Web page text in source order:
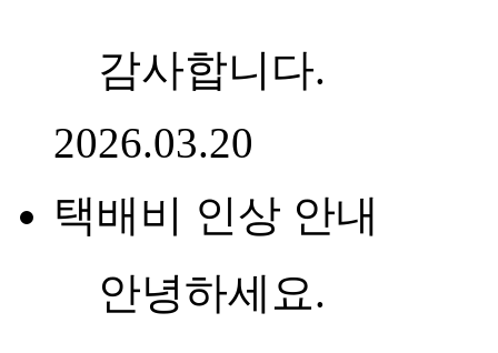
감사합니다.
2026.03.20
택배비 인상 안내
안녕하세요.